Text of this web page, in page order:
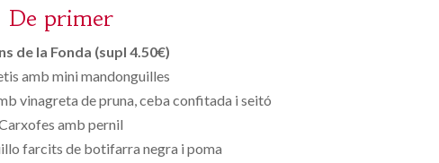
De primer
de la Fonda (supl 4.50€)
amb mini mandonguilles
vinagreta de pruna, ceba confitada i seitó
amb pernil
farcits de botifarra negra i poma